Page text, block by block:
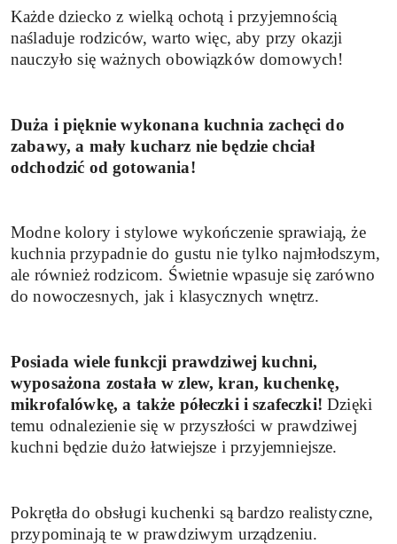
Każde dziecko z wielką ochotą i przyjemnością
naśladuje rodziców, warto więc, aby przy okazji
nauczyło się ważnych obowiązków domowych!
Duża i pięknie wykonana kuchnia zachęci do
zabawy, a mały kucharz nie będzie chciał
odchodzić od gotowania!
Modne kolory i stylowe wykończenie sprawiają, że
kuchnia przypadnie do gustu nie tylko najmłodszym,
ale również rodzicom. Świetnie wpasuje się zarówno
do nowoczesnych, jak i klasycznych wnętrz.
Posiada wiele funkcji prawdziwej kuchni,
wyposażona została w zlew, kran, kuchenkę,
mikrofalówkę, a także półeczki i szafeczki! Dzięki
temu odnalezienie się w przyszłości w prawdziwej
kuchni będzie dużo łatwiejsze i przyjemniejsze.
Pokrętła do obsługi kuchenki są bardzo realistyczne,
przypominają te w prawdziwym urządzeniu.